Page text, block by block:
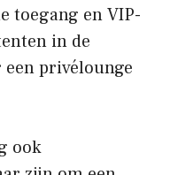
toegang en VIP-
in de
privélounge
ook